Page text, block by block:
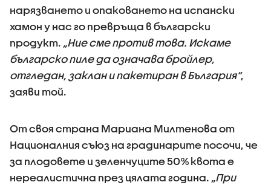
нарязването и опаковането на испански
хамон у нас го превръща в български
продукт. „Ние сме против това. Искаме
българско пиле да означава бройлер,
отгледан, заклан и пакетиран в България“,
заяви той.
От своя страна Мариана Милтенова от
Националния съюз на градинарите посочи, че
за плодовете и зеленчуците 50% квота е
нереалистична през цялата година. „При